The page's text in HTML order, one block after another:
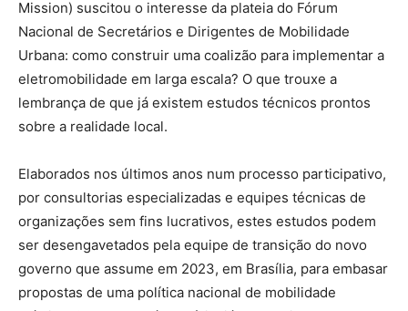
Mission) suscitou o interesse da plateia do Fórum
Nacional de Secretários e Dirigentes de Mobilidade
Urbana: como construir uma coalizão para implementar a
eletromobilidade em larga escala? O que trouxe a
lembrança de que já existem estudos técnicos prontos
sobre a realidade local.
Elaborados nos últimos anos num processo participativo,
por consultorias especializadas e equipes técnicas de
organizações sem fins lucrativos, estes estudos podem
ser desengavetados pela equipe de transição do novo
governo que assume em 2023, em Brasília, para embasar
propostas de uma política nacional de mobilidade